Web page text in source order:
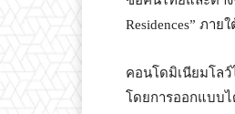
Residences” ภาย
คอนโดมิเนียมโล
โดยการออกแบบ